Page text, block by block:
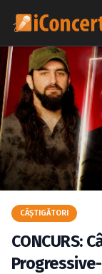
CONCERTE
FESTIVALURI
PETRECERI
ŞTIRI
RECENZII
BILETE
CÂŞTIGĂTORI
CONCURS: